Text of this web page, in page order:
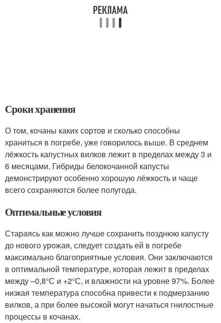
Сроки хранения
О том, кочаны каких сортов и сколько способны
храниться в погребе, уже говорилось выше. В среднем
лёжкость капустных вилков лежит в пределах между 3 и
6 месяцами. Гибриды белокочанной капусты
демонстрируют особенно хорошую лёжкость и чаще
всего сохраняются более полугода.
Оптимальные условия
Стараясь как можно лучше сохранить позднюю капусту
до нового урожая, следует создать ей в погребе
максимально благоприятные условия. Они заключаются
в оптимальной температуре, которая лежит в пределах
между –0,8°С и +2°С, и влажности на уровне 97%. Более
низкая температура способна привести к подмерзанию
вилков, а при более высокой могут начаться гнилостные
процессы в кочанах.